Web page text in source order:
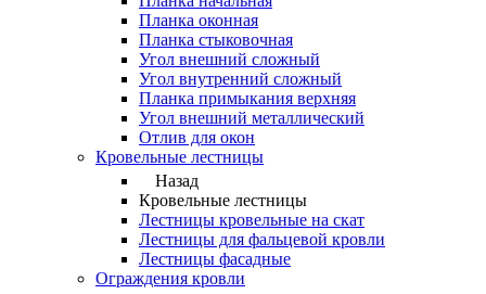
Планка оконная
Планка стыковочная
Угол внешний сложный
Угол внутренний сложный
Планка примыкания верхняя
Угол внешний металлический
Отлив для окон
Кровельные лестницы
Назад
Кровельные лестницы
Лестницы кровельные на скат
Лестницы для фальцевой кровли
Лестницы фасадные
Ограждения кровли